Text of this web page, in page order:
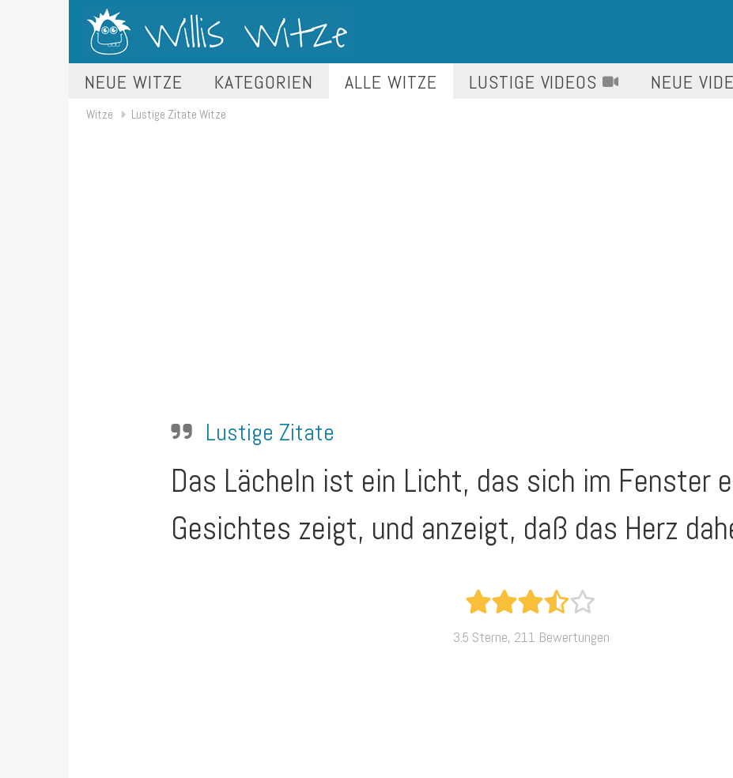
NEUE WITZE KATEGORIEN ALLE WITZE LUSTIGE VIDEOS NEUE
Witze Lustige Zitate Witze
Lustige Zitate
Das Lächeln ist ein Licht, das sich im Fenster
Gesichtes zeigt, und anzeigt, daß das Herz
3.5 Sterne, 211 Bewertungen